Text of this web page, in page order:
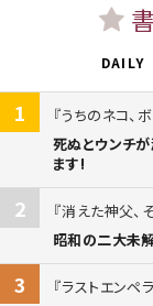
DAILY
1
うちのネコ、
死ぬとウンチ
ます!
2
消えた神父、
昭和の二大未
3
ラストエンペ